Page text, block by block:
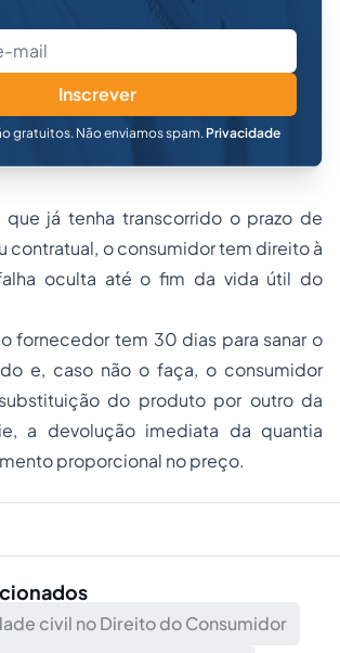
Inscrever
gratuitos. Não enviamos spam. Privacidade
que já tenha transcorrido o prazo de
contratual, o consumidor tem direito à
oculta até o fim da vida útil do
fornecedor tem 30 dias para sanar o
e, caso não o faça, o consumidor
do produto por outro da
a devolução imediata da quantia
proporcional no preço.
civil no Direito do Consumidor